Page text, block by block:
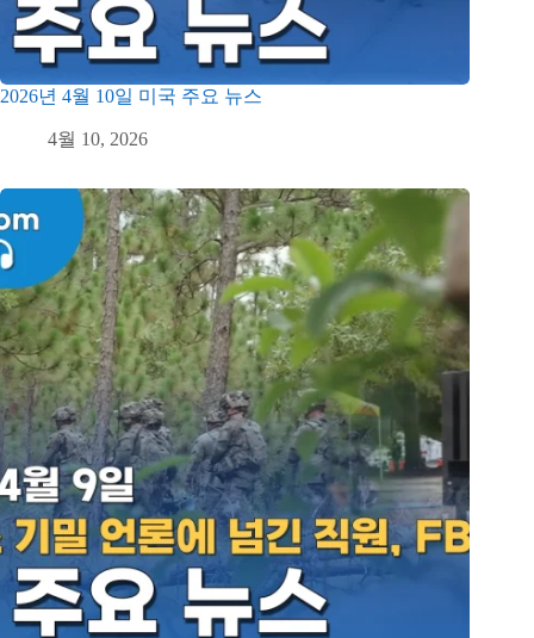
2026년 4월 10일 미국 주요 뉴스
4월 10, 2026